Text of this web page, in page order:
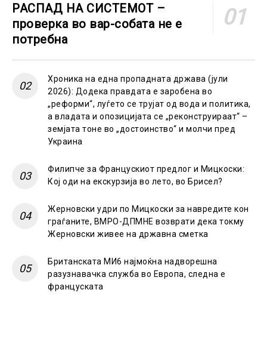
РАСПАД НА СИСТЕМОТ –
проверка во вар-собата не е
потребна
Хроника на една пропадната држава (јули
2026): Додека правдата е заробена во
„реформи“, луѓето се трујат од вода и политика,
а владата и опозицијата се „реконструираат“ –
земјата тоне во „достоинство“ и молчи пред
Украина
Филипче за Францускиот предлог и Мицкоски:
Кој оди на екскурзија во лето, во Брисел?
Жерновски удри по Мицкоски за навредите кон
граѓаните, ВМРО-ДПМНЕ возврати дека токму
Жерновски живее на државна сметка
Британската МИ6 најмоќна надворешна
разузнавачка служба во Европа, следна е
француската